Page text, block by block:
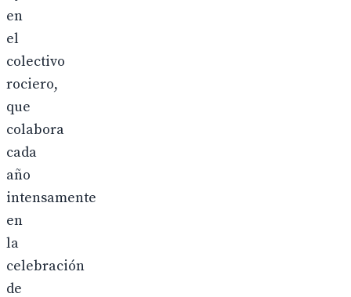
en
el
colectivo
rociero,
que
colabora
cada
año
intensamente
en
la
celebración
de